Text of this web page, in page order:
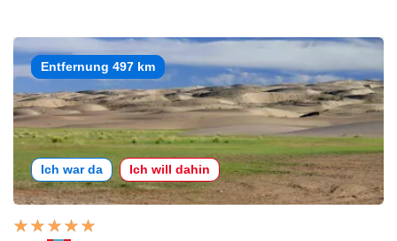
Entfernung 497 km
Ich war da Ich will dahin